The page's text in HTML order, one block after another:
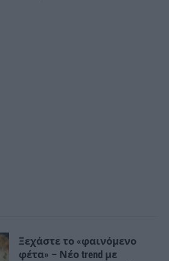
Ξεχάστε το «φαινόμενο
φέτα» – Νέο trend με